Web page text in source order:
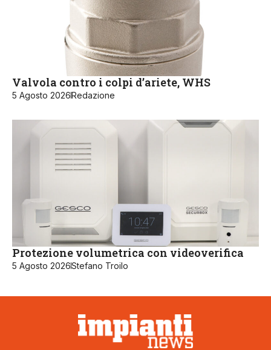
Valvola contro i colpi d’ariete, WHS
5 Agosto 2026Redazione
Protezione volumetrica con videoverifica
5 Agosto 2026Stefano Troilo